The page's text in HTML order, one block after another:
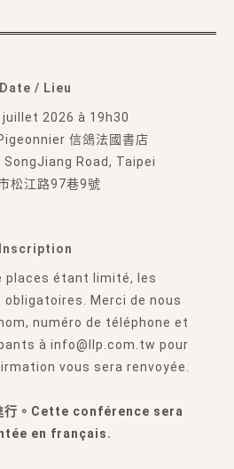
Date / Lieu
juillet 2026 à 19h30
信鴿法國書店
SongJiang Road, Taipei
松江路97巷9號
Inscription
places étant limité, les
Merci de nous
numéro de téléphone et
à info@llp.com.tw pour
vous sera renvoyée.
行。Cette conférence sera
en français.